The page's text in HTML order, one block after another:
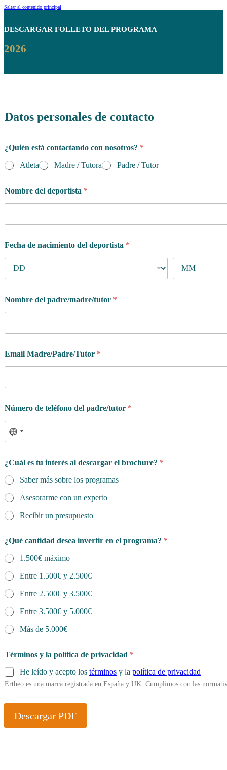
Saltar al contenido principal
DESCARGAR FOLLETO DEL PROGRAMA
2026
Datos personales de contacto
¿Quién está contactando con nosotros? *
Atleta
Madre / Tutora Padre / Tutor
Nombre del deportista *
Fecha de nacimiento del deportista *
Nombre del padre/madre/tutor *
Email Madre/Padre/Tutor *
Número de teléfono del padre/tutor *
l
d
e
s
e
a
p
d
e
m
a
d
r
/
t
o
r
¿Cuál es tu interés al descargar el brochure? *
Saber más sobre los programas
Asesorarme con un experto
Recibir un presupuesto
¿Qué cantidad desea invertir en el programa? *
1.500€ máximo
Entre 1.500€ y 2.500€
Entre 2.500€ y 3.500€
Entre 3.500€ y 5.000€
Más de 5.000€
Términos y la política de privacidad *
He leído y acepto los términos y la política de privacidad
Ertheo es una marca registrada en España y UK. Cumplimos con las
Descargar PDF